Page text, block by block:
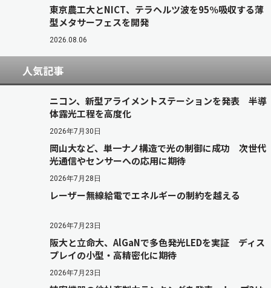
東京農工大とNICT、テラヘルツ波を95％吸収する薄
型メタサーフェスを開発
2026.08.06
人気記事
ニコン、新型アライメントステーションを発表 半導
体露光工程を高度化
2026年7月30日
岡山大など、単一ナノ構造で光の制御に成功 次世代
光通信やセンサーへの応用に期待
2026年7月28日
レーザー無線給電でエネルギーの制約を越える
2026年7月23日
阪大と立命大、AlGaNで多色発光LEDを実証 ディス
プレイの小型・高精密化に期待
2026年7月23日